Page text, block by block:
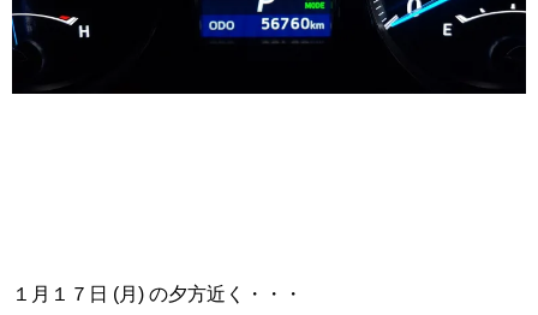
１月１７日 (月) の夕方近く・・・